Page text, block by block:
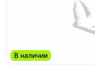
В наличии